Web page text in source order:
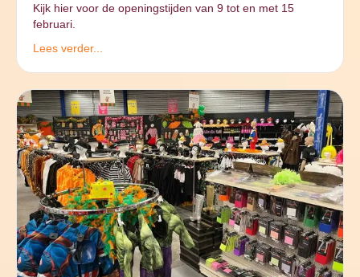
Kijk hier voor de openingstijden van 9 tot en met 15
februari.
Lees verder...